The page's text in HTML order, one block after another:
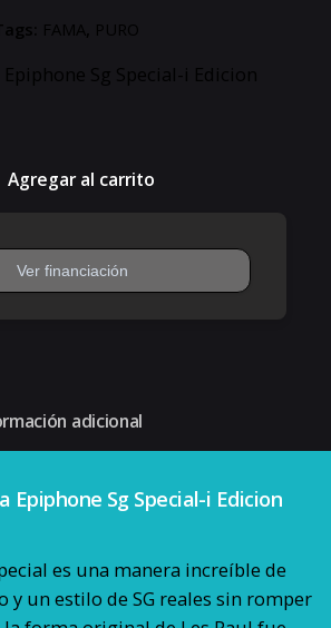
FAMA PURO
Sg Special-i Edicion
Agregar al carrito
adicional
Epiphone Sg Special-i Edicion
es una manera increíble de
y un estilo de SG reales sin romper